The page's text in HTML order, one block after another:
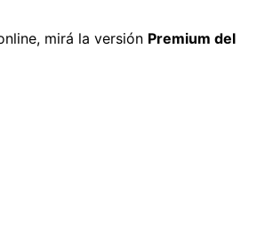
mirá la versión Premium del